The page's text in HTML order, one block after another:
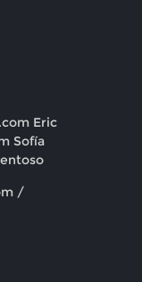
Eric
Sofía
/